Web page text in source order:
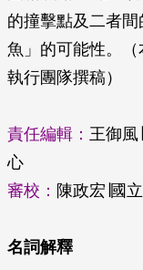
的撞擊點及二者
魚」的可能性。
執行團隊撰稿）
責任編輯： 王御風
心
審校： 陳政宏∣國
名詞解釋